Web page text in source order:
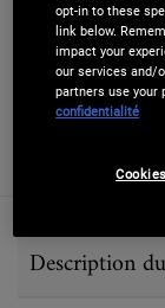
PDP Sections Accordion
Description
opt-in to these
link below.
impact your
our services and/
partners use your
confidentialité